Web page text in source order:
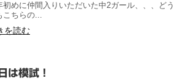
初めに仲間入りいただいた中2ガール、、、どう
こちらの...
を読む
は模試！